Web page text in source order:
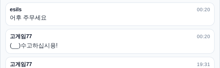
esils 00:20
어후 주무세요
고게임77 00:20
(__)수고하십시용!
고게임77 19:31